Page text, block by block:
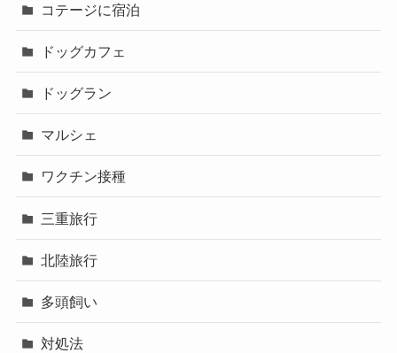
コテージに宿泊
ドッグカフェ
ドッグラン
マルシェ
ワクチン接種
三重旅行
北陸旅行
多頭飼い
対処法